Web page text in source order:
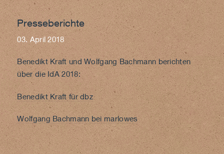
Presseberichte
03. April 2018
Benedikt Kraft und Wolfgang Bachmann berichten
über die IdA 2018:
Benedikt Kraft für dbz
Wolfgang Bachmann bei marlowes